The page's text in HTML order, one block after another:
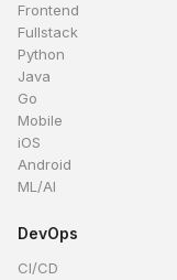
Frontend
Fullstack
Python
Java
Go
Mobile
iOS
Android
ML/AI
DevOps
CI/CD